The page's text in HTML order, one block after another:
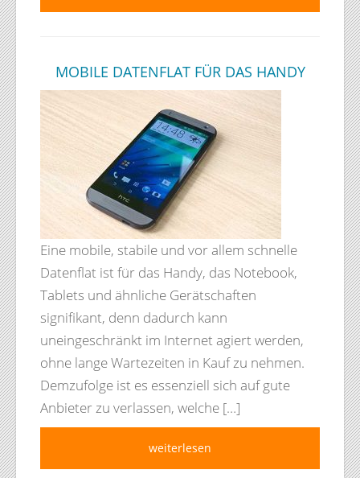
MOBILE DATENFLAT FÜR DAS HANDY
Eine mobile, stabile und vor allem schnelle
Datenflat ist für das Handy, das Notebook,
Tablets und ähnliche Gerätschaften
signifikant, denn dadurch kann
uneingeschränkt im Internet agiert werden,
ohne lange Wartezeiten in Kauf zu nehmen.
Demzufolge ist es essenziell sich auf gute
Anbieter zu verlassen, welche […]
weiterlesen